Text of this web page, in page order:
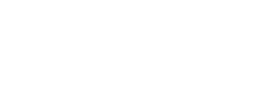
Hershey's, yüksek kaliteli çikolata ve şekerleme ürünleriyle global